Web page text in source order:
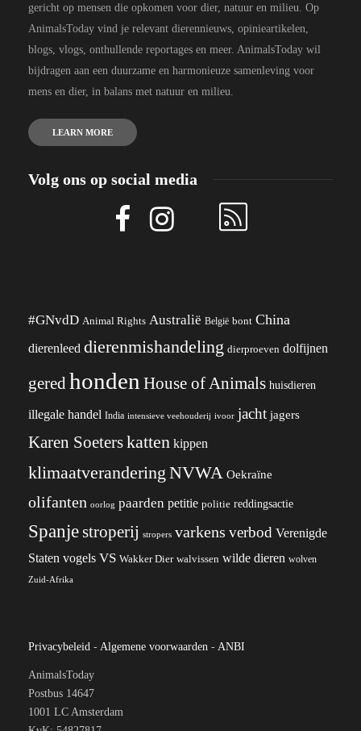
gericht op mensen die opkomen voor dier, natuur en milieu. Op
AnimalsToday vind je relevant dierennieuws, opinieartikelen,
blogs, vlogs, onthullende reportages en meer. AnimalsToday wil
bijdragen aan een duurzame en harmonieuze samenleving voor
mens en dier, in balans met natuur en milieu.
LEARN MORE
Volg ons op social media
#GNvdD Animal Rights Australië België bont China
dierenleed dierenmishandeling dierproeven dolfijnen
gered honden House of Animals huisdieren
illegale handel India intensieve veehouderij ivoor jacht jagers
Karen Soeterskatten kippen
klimaatverandering NVWA Oekraïne
olifanten oorlog paarden petitie politie reddingsactie
Spanjestroperij stropers varkens verbod Verenigde
Staten vogels VS Wakker Dier walvissen wilde dieren wolven
Zuid-Afrika
Privacybeleid - Algemene voorwaarden - ANBI
AnimalsToday
Postbus 14647
1001 LC Amsterdam